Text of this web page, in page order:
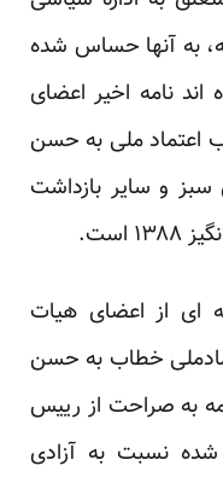
به آنها حساس شده
نامه اخیر اعضای
ملی به حسن
سبز و سایر بازداشت
است.
ای از اعضای هیات
خطاب به حسن
به صراحت از رییس
نسبت به آزادی